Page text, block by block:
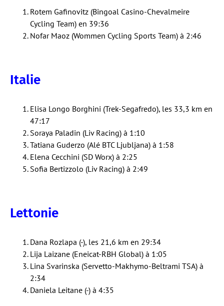
Rotem Gafinovitz (Bingoal Casino-Chevalmeire
Cycling Team) en 39:36
Nofar Maoz (Wommen Cycling Sports Team) à 2:46
Italie
Elisa Longo Borghini (Trek-Segafredo), les 33,3 km en
47:17
Soraya Paladin (Liv Racing) à 1:10
Tatiana Guderzo (Alé BTC Ljubljana) à 1:58
Elena Cecchini (SD Worx) à 2:25
Sofia Bertizzolo (Liv Racing) à 2:49
Lettonie
Dana Rozlapa (-), les 21,6 km en 29:34
Lija Laizane (Eneicat-RBH Global) à 1:05
Lina Svarinska (Servetto-Makhymo-Beltrami TSA) à
2:34
Daniela Leitane (-) à 4:35